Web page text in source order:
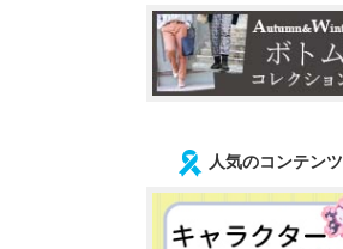
人気のコンテンツ